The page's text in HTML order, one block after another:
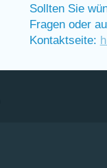
Sollten Sie
Fragen oder
Kontaktseite: